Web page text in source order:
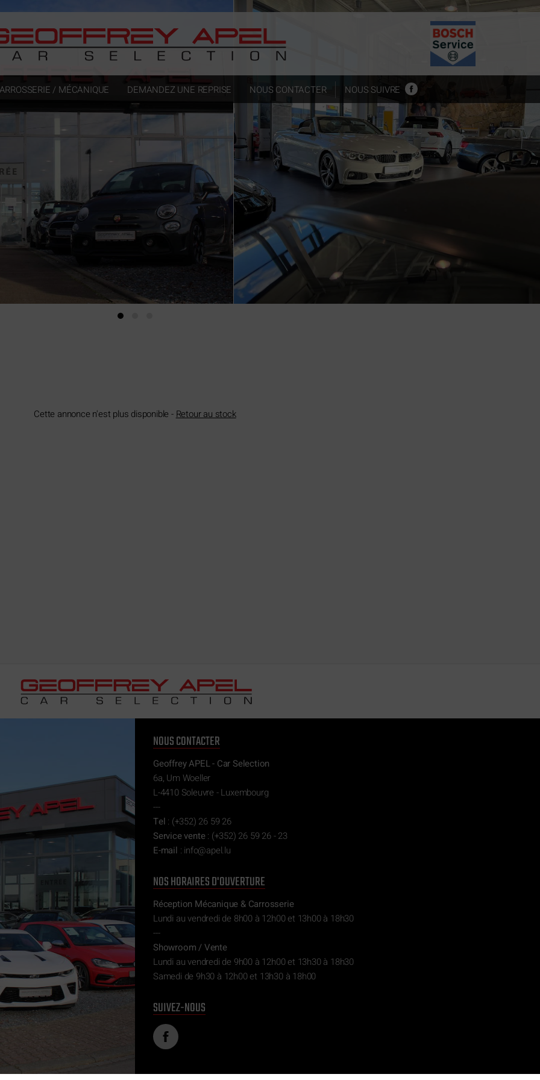
/ MÉCANIQUE DEMANDEZ UNE REPRISE NOUS CONTACTER NOUS SUIVRE
Cette annonce n'est plus disponible - Retour au stock
NOUS CONTACTER
Geoffrey APEL - Car Selection
6a, Um Woeller
L-4410 Soleuvre - Luxembourg
---
Tel : (+352) 26 59 26
Service vente: (+352) 26 59 26 - 23
E-mail : ul.l
epa@of
ni
NOS HORAIRES D'OUVERTURE
Réception Mécanique & Carrosserie
Lundi au vendredi de 8h00 à 12h00 et 13h00 à 18h30
---
Showroom / Vente
Lundi au vendredi de 9h00 à 12h00 et 13h30 à 18h30
Samedi de 9h30 à 12h00 et 13h30 à 18h00
SUIVEZ-NOUS